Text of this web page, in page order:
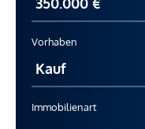
Vorhaben
Immobilienart